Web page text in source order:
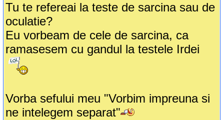
Tu te refereai la teste de sarcina sau de
oculatie?
Eu vorbeam de cele de sarcina, ca
ramasesem cu gandul la testele Irdei
Vorba sefului meu "Vorbim impreuna si
ne intelegem separat"